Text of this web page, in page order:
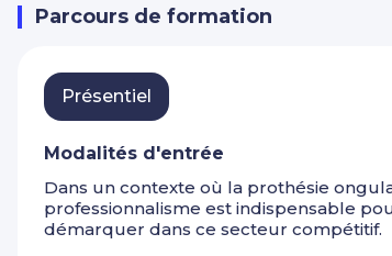
Pratique sur modèles:
Utilisation de la ponceuse pour préparation
Jour 3 : Gainage et perfectionnement
Technique de gainage en gel
Renforcement des ongles naturels.
Application uniforme du gel.
Parcours de formation
Présentiel
Modalités d'entrée
Dans un contexte où la prothésie
professionnalisme est indispensable
démarquer dans ce secteur compétitif.